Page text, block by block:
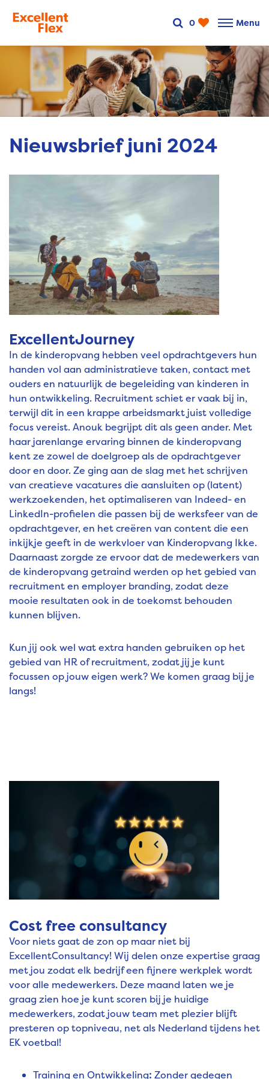
0 Menu
Nieuwsbrief juni 2024
ExcellentJourney
In de kinderopvang hebben veel opdrachtgevers hun
handen vol aan administratieve taken, contact met
ouders en natuurlijk de begeleiding van kinderen in
hun ontwikkeling. Recruitment schiet er vaak bij in,
terwijl dit in een krappe arbeidsmarkt juist volledige
focus vereist. Anouk begrijpt dit als geen ander. Met
haar jarenlange ervaring binnen de kinderopvang
kent ze zowel de doelgroep als de opdrachtgever
door en door. Ze ging aan de slag met het schrijven
van creatieve vacatures die aansluiten op (latent)
werkzoekenden, het optimaliseren van Indeed- en
LinkedIn-profielen die passen bij de werksfeer van de
opdrachtgever, en het creëren van content die een
inkijkje geeft in de werkvloer van Kinderopvang Ikke.
Daarnaast zorgde ze ervoor dat de medewerkers van
de kinderopvang getraind werden op het gebied van
recruitment en employer branding, zodat deze
mooie resultaten ook in de toekomst behouden
kunnen blijven.
Kun jij ook wel wat extra handen gebruiken op het
gebied van HR of recruitment, zodat jij je kunt
focussen op jouw eigen werk? We komen graag bij je
langs!
Cost free consultancy
Voor niets gaat de zon op maar niet bij
ExcellentConsultancy! Wij delen onze expertise graag
met jou zodat elk bedrijf een fijnere werkplek wordt
voor alle medewerkers. Deze maand laten we je
graag zien hoe je kunt scoren bij je huidige
medewerkers, zodat jouw team met plezier blijft
presteren op topniveau, net als Nederland tijdens het
EK voetbal!
Training en Ontwikkeling: Zonder gedegen